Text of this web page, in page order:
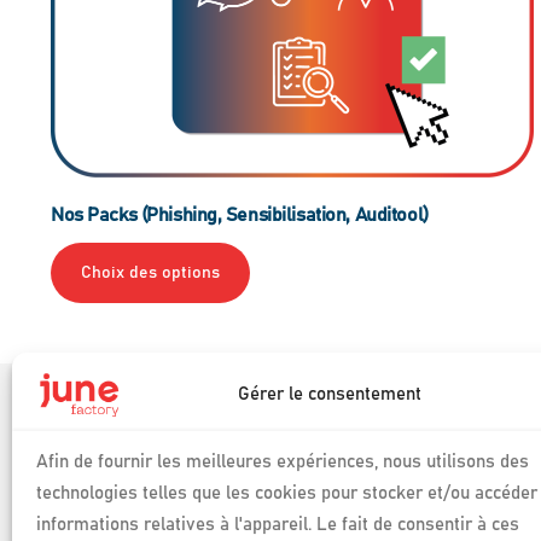
Gérer le consentement
Afin de fournir les meilleures expériences, nous utilisons des
technologies telles que les cookies pour stocker et/ou accéder
informations relatives à l'appareil. Le fait de consentir à ces
Nos Packs (Phishing, Sensibilisation, Auditool)
Choix des options
Logiciels de pilotage
Phosforea
Connexion
Phosforea